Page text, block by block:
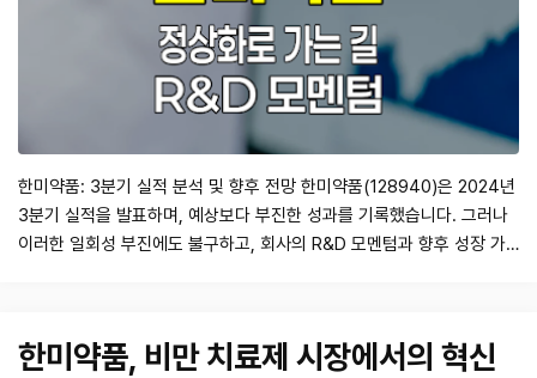
한미약품: 3분기 실적 분석 및 향후 전망 한미약품(128940)은 2024년
3분기 실적을 발표하며, 예상보다 부진한 성과를 기록했습니다. 그러나
이러한 일회성 부진에도 불구하고, 회사의 R&D 모멘텀과 향후 성장 가
은 3,6…
한미약품, 비만 치료제 시장에서의 혁신